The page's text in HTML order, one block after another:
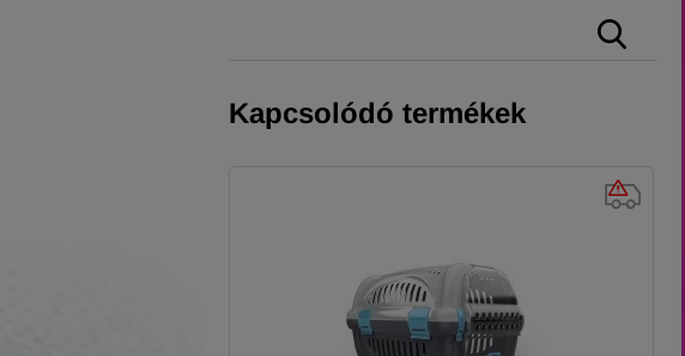
Kapcsolódó termékek